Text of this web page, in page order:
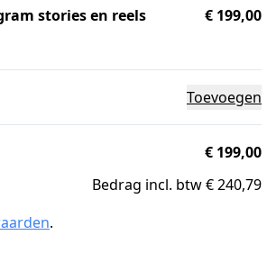
stories en reels
€ 199,00
Toevoegen
€ 199,00
Bedrag incl. btw € 240,79
.